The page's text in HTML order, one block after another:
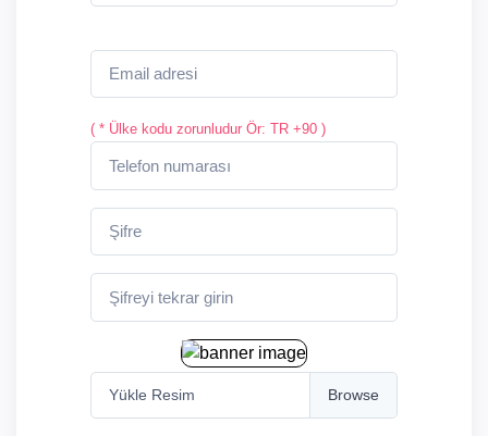
( * Ülke kodu zorunludur Ör: TR +90 )
Yükle Resim